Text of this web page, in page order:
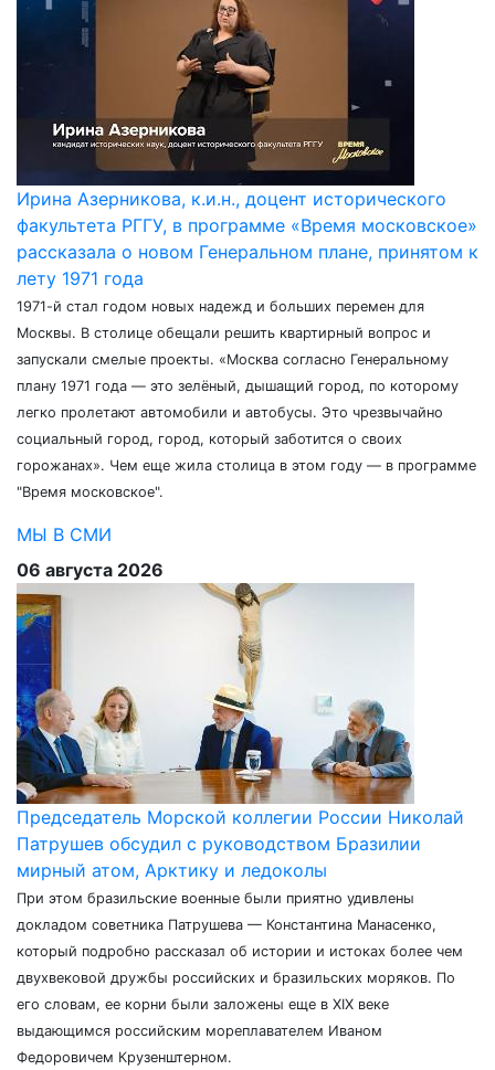
Ирина Азерникова, к.и.н., доцент исторического
факультета РГГУ, в программе «Время московское»
рассказала о новом Генеральном плане, принятом к
лету 1971 года
1971-й стал годом новых надежд и больших перемен для
Москвы. В столице обещали решить квартирный вопрос и
запускали смелые проекты. «Москва согласно Генеральному
плану 1971 года — это зелёный, дышащий город, по которому
легко пролетают автомобили и автобусы. Это чрезвычайно
социальный город, город, который заботится о своих
горожанах». Чем еще жила столица в этом году — в программе
"Время московское".
МЫ В СМИ
06 августа 2026
Председатель Морской коллегии России Николай
Патрушев обсудил с руководством Бразилии
мирный атом, Арктику и ледоколы
При этом бразильские военные были приятно удивлены
докладом советника Патрушева — Константина Манасенко,
который подробно рассказал об истории и истоках более чем
двухвековой дружбы российских и бразильских моряков. По
его словам, ее корни были заложены еще в XIX веке
выдающимся российским мореплавателем Иваном
Федоровичем Крузенштерном.